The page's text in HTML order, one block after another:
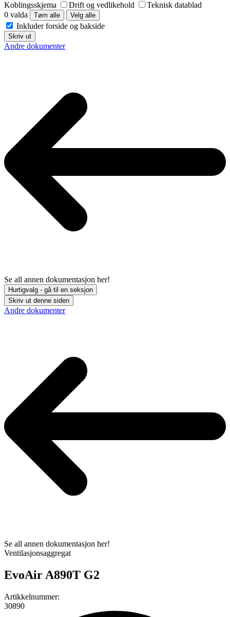
Koblingsskjema
Drift og vedlikehold
Teknisk datablad
0 valda
Tøm alle Velg alle
Inkluder forside og bakside
Skriv ut
Andre dokumenter
Se all annen dokumentasjon her!
Hurtigvalg - gå til en seksjon
Skriv ut denne siden
Andre dokumenter
Se all annen dokumentasjon her!
Ventilasjonsaggregat
EvoAir A890T G2
Artikkelnummer:
30890